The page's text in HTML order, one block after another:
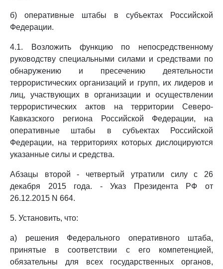
б) оперативные штабы в субъектах Российской
Федерации.
4.1. Возложить функцию по непосредственному
руководству специальными силами и средствами по
обнаружению и пресечению деятельности
террористических организаций и групп, их лидеров и
лиц, участвующих в организации и осуществлении
террористических актов на территории Северо-
Кавказского региона Российской Федерации, на
оперативные штабы в субъектах Российской
Федерации, на территориях которых дислоцируются
указанные силы и средства.
Абзацы второй - четвертый утратили силу с 26
декабря 2015 года. - Указ Президента РФ от
26.12.2015 N 664.
5. Установить, что:
а) решения Федерального оперативного штаба,
принятые в соответствии с его компетенцией,
обязательны для всех государственных органов,